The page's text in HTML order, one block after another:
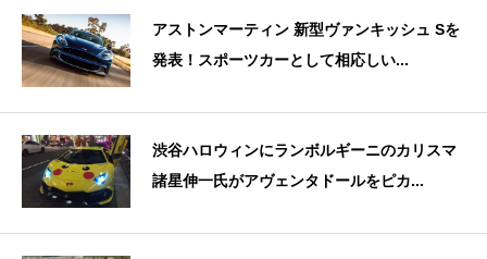
アストンマーティン 新型ヴァンキッシュ Sを
発表！スポーツカーとして相応しい...
渋谷ハロウィンにランボルギーニのカリスマ
諸星伸一氏がアヴェンタドールをピカ...